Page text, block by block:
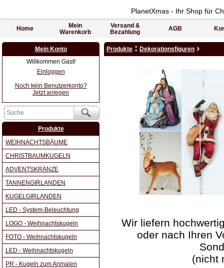
PlanetXmas - Ihr Shop für
Home
Mein
Warenkorb
Versand &
Bezahlung
AGB
Mein Konto
Willkommen Gast!
Einloggen
Noch kein Benutzerkonto?
Jetzt anlegen
Produkte
WEIHNACHTSBÄUME
CHRISTBAUMKUGELN
ADVENTSKRÄNZE
TANNENGIRLANDEN
KUGELGIRLANDEN
LED - System-Beleuchtung
LOGO - Weihnachtskugeln
FOTO - Weihnachtskugeln
LED - Weihnachtskugeln
PR - Kugeln zum Anmalen
Produkte : Dekorationsfiguren ›
Wir liefern
oder nach Ihren
(nicht